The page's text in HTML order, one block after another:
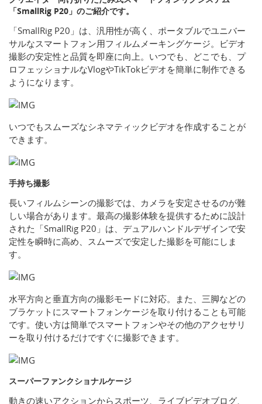
「SmallRig P20」のご紹介です。
「SmallRig P20」は、汎用性が高く、ポータブルでユニバー
サルなスマートフォン用フィルムメーキングケージ。ビデオ
撮影の安定性と品質を即座に向上。いつでも、どこでも、プ
ロフェッショナルなVlogやTikTokビデオを簡単に制作できる
ようになります。
いつでもスムーズなシネマティックビデオを作成することが
できます。
手持ち撮影
長いフィルムシーンの撮影では、カメラを安定させるのが難
しい場合があります。最高の撮影体験を提供するために設計
された「SmallRig P20」は、デュアルハンドルデザインで安
定性を瞬時に高め、スムーズで安定した撮影を可能にしま
す。
水平方向と垂直方向の撮影モードに対応。また、三脚などの
ブラケットにスマートフォンケージを取り付けることも可能
です。使い方は簡単でスマートフォンやその他のアクセサリ
ーを取り付けるだけですぐに撮影できます。
スーパーファンクショナルケージ
動きの速いアクションからスポーツ、ライブビデオブログ、